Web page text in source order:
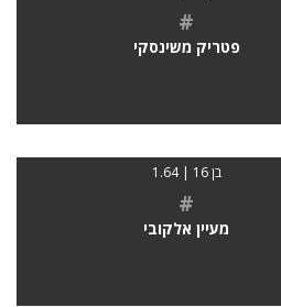
#
פטריק משינסקי
בן 16 | 1.64
#
מעיין אלקובי